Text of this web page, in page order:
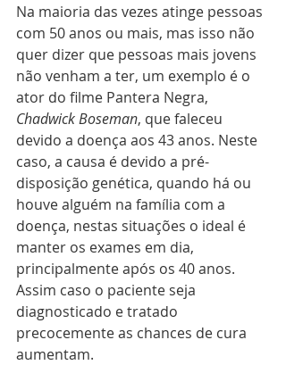
Na maioria das vezes atinge pessoas
com 50 anos ou mais, mas isso não
quer dizer que pessoas mais jovens
não venham a ter, um exemplo é o
ator do filme Pantera Negra,
Chadwick Boseman, que faleceu
devido a doença aos 43 anos. Neste
caso, a causa é devido a pré-
disposição genética, quando há ou
houve alguém na família com a
doença, nestas situações o ideal é
manter os exames em dia,
principalmente após os 40 anos.
Assim caso o paciente seja
diagnosticado e tratado
precocemente as chances de cura
aumentam.